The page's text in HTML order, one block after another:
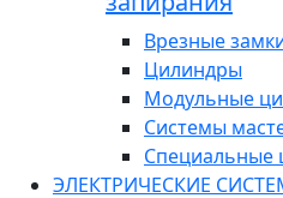
Врезные
Цилиндры
Модульные
Системы
Специальные
ЭЛЕКТРИЧЕСКИЕ